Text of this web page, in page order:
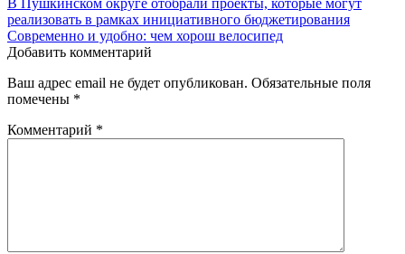
Навигация
по
записям
реализовать в рамках инициативного бюджетирования
Современно и удобно: чем хорош велосипед
Добавить комментарий
Ваш адрес email не будет опубликован. Обязательные поля
помечены *
Комментарий *